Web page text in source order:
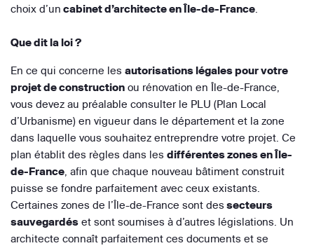
choix d’un cabinet d’architecte en Île-de-France.
Que dit la loi ?
En ce qui concerne les autorisations légales pour votre
projet de construction ou rénovation en Île-de-France,
vous devez au préalable consulter le PLU (Plan Local
d’Urbanisme) en vigueur dans le département et la zone
dans laquelle vous souhaitez entreprendre votre projet. Ce
plan établit des règles dans les différentes zones en Île-
de-France, afin que chaque nouveau bâtiment construit
puisse se fondre parfaitement avec ceux existants.
Certaines zones de l’Île-de-France sont des secteurs
sauvegardés et sont soumises à d’autres législations. Un
architecte connaît parfaitement ces documents et se